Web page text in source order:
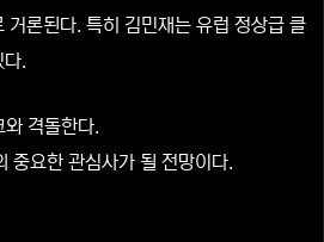
론된다. 특히 김민재는 유럽 정상급 클
다.
격돌한다.
중요한 관심사가 될 전망이다.